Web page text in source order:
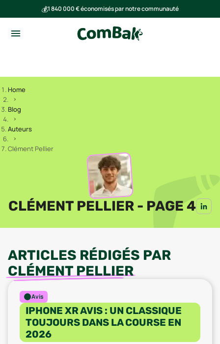
💰1 840 000 € économisés par notre communauté
Home
Blog
Auteurs
Clément Pellier
CLÉMENT PELLIER - PAGE 4
ARTICLES RÉDIGÉS PAR
CLÉMENT PELLIER
Avis
IPHONE XR AVIS : UN CLASSIQUE
TOUJOURS DANS LA COURSE EN
2026